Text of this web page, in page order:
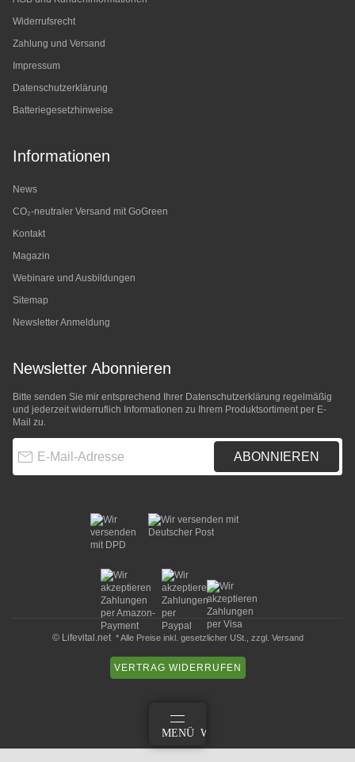
Widerrufsrecht
Zahlung und Versand
Impressum
Datenschutzerklärung
Batteriegesetzhinweise
Informationen
News
CO₂-neutraler Versand mit GoGreen
Kontakt
Magazin
Webinare und Ausbildungen
Sitemap
Newsletter Anmeldung
Newsletter Abonnieren
Bitte senden Sie mir entsprechend Ihrer Datenschutzerklärung regelmäßig
und jederzeit widerruflich Informationen zu Ihrem Produktsortiment per E-
Mail zu.
ABONNIEREN
© Lifevital.net* Alle Preise inkl. gesetzlicher USt., zzgl. Versand
VERTRAG WIDERRUFEN
MENÜ WARENKORB